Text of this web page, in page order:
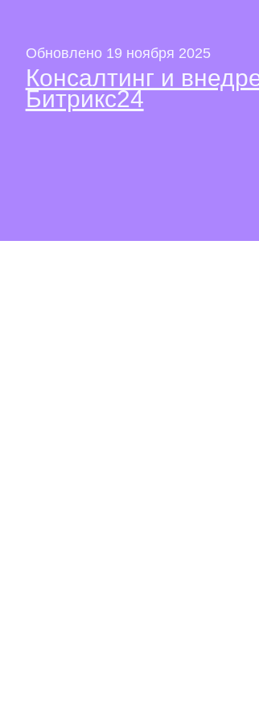
Обновлено 19 ноября 2025
Консалтинг и
Битрикс24